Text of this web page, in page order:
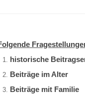
historische
Beiträge im Alter
Beiträge mit Familie